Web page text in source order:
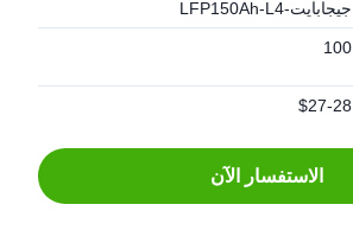
جيجابايت-LFP150Ah-L4
100
$27-28
الاستفسار الآن